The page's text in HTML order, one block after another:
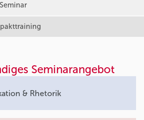
Seminarangebot
& Rhetorik